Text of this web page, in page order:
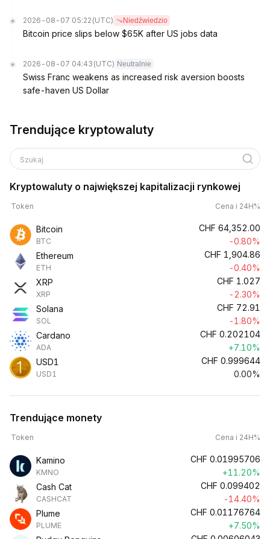
2026-08-07 05:22 (UTC) Niedźwiedzio
Bitcoin price slips below $65K after US jobs data
2026-08-07 04:43 (UTC) Neutralnie
Swiss Franc weakens as increased risk aversion boosts
safe-haven US Dollar
Trendujące kryptowaluty
Szukaj
Kryptowaluty o największej kapitalizacji rynkowej
Token Cena i 24H%
Bitcoin
BTC
CHF 64,352.00
-0.80%
Ethereum
ETH
CHF 1,904.86
-0.40%
XRP
XRP
CHF 1.027
-2.30%
Solana
SOL
CHF 72.91
-1.80%
Cardano
ADA
CHF 0.202104
+7.10%
USD1
USD1
CHF 0.999644
0.00%
Trendujące monety
Token Cena i 24H%
Kamino
KMNO
CHF 0.01995706
+11.20%
Cash Cat
CASHCAT
CHF 0.099402
-14.40%
Plume
PLUME
CHF 0.01176764
+7.50%